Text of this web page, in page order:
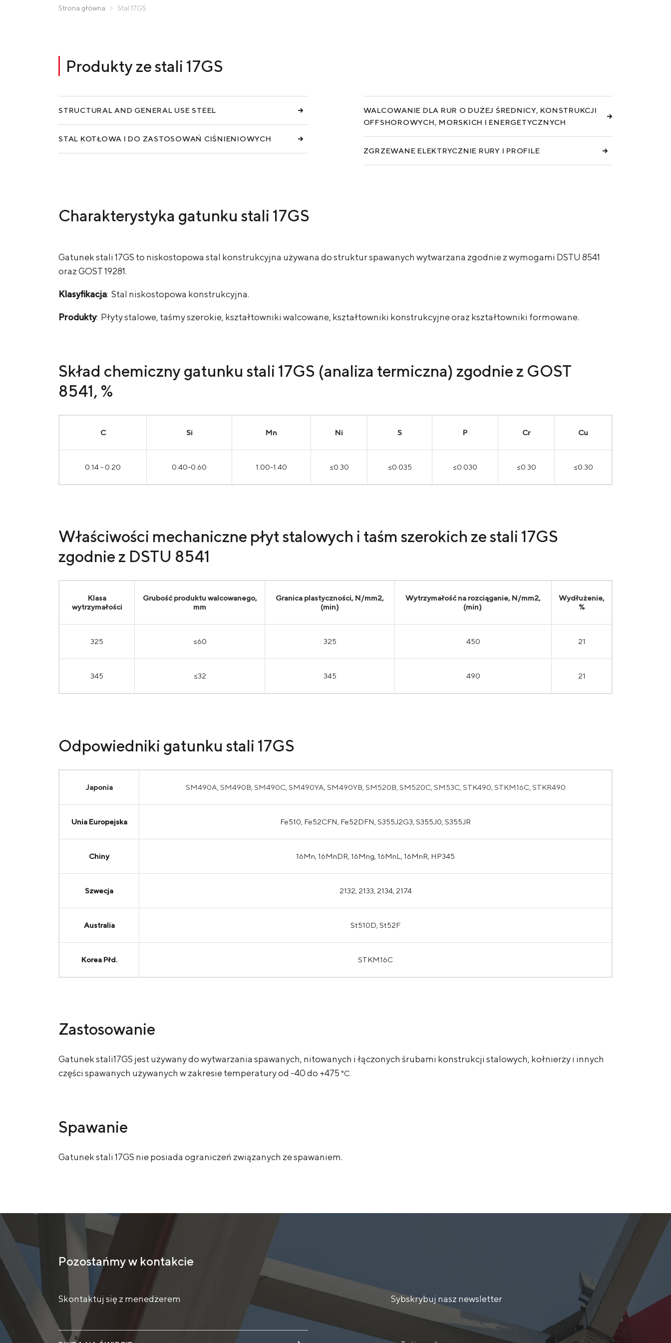
Kamet Steel
Strona główna Stal 17GS
Produkty ze stali 17GS
STRUCTURAL AND GENERAL USE STEEL
STAL KOTŁOWA I DO ZASTOSOWAŃ CIŚNIENIOWYCH
WALCOWANIE DLA RUR O DUŻEJ ŚREDNICY, KONSTRUKCJI
OFFSHOROWYCH, MORSKICH I ENERGETYCZNYCH
ZGRZEWANE ELEKTRYCZNIE RURY I PROFILE
Charakterystyka gatunku stali 17GS
Gatunek stali 17GS to niskostopowa stal konstrukcyjna używana do struktur spawanych wytwarzana zgodnie z wymogami DSTU 8541
oraz GOST 19281.
Klasyfikacja: Stal niskostopowa konstrukcyjna.
Produkty: Płyty stalowe, taśmy szerokie, kształtowniki walcowane, kształtowniki konstrukcyjne oraz kształtowniki formowane.
Skład chemiczny gatunku stali 17GS (analiza termiczna) zgodnie z GOST
8541, %
С Si Mn Ni S P Cr Cu
0.14 - 0.20 0.40-0.60 1.00-1.40 ≤0.30 ≤0.035 ≤0.030 ≤0.30 ≤0.30
Właściwości mechaniczne płyt stalowych i taśm szerokich ze stali 17GS
zgodnie z DSTU 8541
Klasa
wytrzymałości
Grubość produktu walcowanego,
mm
Granica plastyczności, N/mm2,
(min)
Wytrzymałość na rozciąganie, N/mm2,
(min)
Wydłużenie,
%
325 ≤60 325 450 21
345 ≤32 345 490 21
Odpowiedniki gatunku stali 17GS
Japonia SM490A, SM490B, SM490C, SM490YA, SM490YB, SM520B, SM520C, SM53C, STK490, STKM16C, STKR490
Unia Europejska Fe510, Fe52CFN, Fe52DFN, S355J2G3, S355J0, S355JR
Chiny 16Mn, 16MnDR, 16Mng, 16MnL, 16MnR, HP345
Szwecja 2132, 2133, 2134, 2174
Australia St510D, St52F
Korea Płd. STKM16C
Zastosowanie
Gatunek stali17GS jest używany do wytwarzania spawanych, nitowanych i łączonych śrubami konstrukcji stalowych, kołnierzy i innych
części spawanych używanych w zakresie temperatury od -40 do +475 °С.
Spawanie
Gatunek stali 17GS nie posiada ograniczeń związanych ze spawaniem.
Pozostańmy w kontakcie
Skontaktuj się z menedżerem Sybskrybuj nasz newsletter